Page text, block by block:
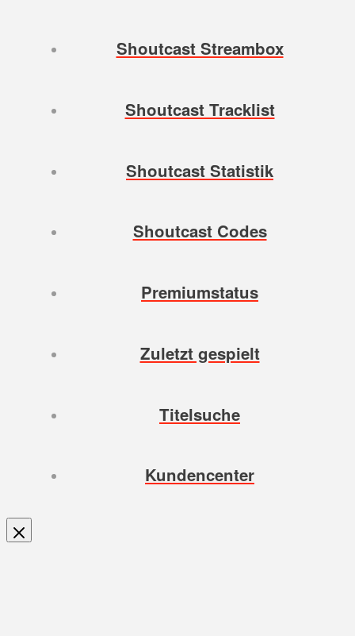
Shoutcast Streambox
Shoutcast Tracklist
Shoutcast Statistik
Shoutcast Codes
Premiumstatus
Zuletzt gespielt
Titelsuche
Kundencenter